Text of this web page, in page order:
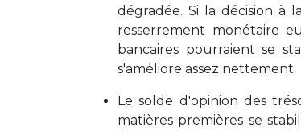
dégradée. Si la décision à
resserrement monétaire
bancaires pourraient se
s'améliore assez nettement.
Le solde d'opinion des
matières premières se